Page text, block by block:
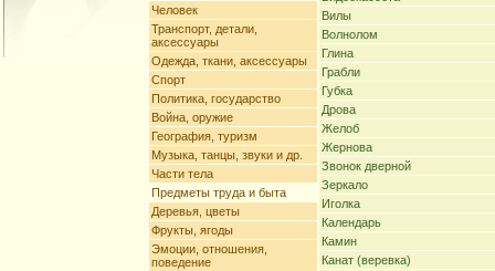
Человек
Транспорт, детали,
аксессуары
Одежда, ткани, аксессуары
Спорт
Политика, государство
Война, оружие
География, туризм
Музыка, танцы, звуки и др.
Части тела
Предметы труда и быта
Деревья, цветы
Фрукты, ягоды
Эмоции, отношения,
поведение
Вилы
Волнолом
Глина
Грабли
Губка
Дрова
Желоб
Жернова
Звонок дверной
Зеркало
Иголка
Календарь
Камин
Канат (веревка)